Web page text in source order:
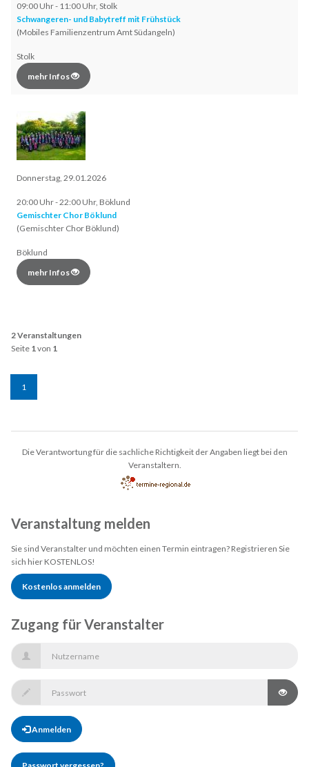
09:00 Uhr - 11:00 Uhr, Stolk
Schwangeren- und Babytreff mit Frühstück
(Mobiles Familienzentrum Amt Südangeln)
Stolk
mehr Infos
Donnerstag, 29.01.2026
20:00 Uhr - 22:00 Uhr, Böklund
Gemischter Chor Böklund
(Gemischter Chor Böklund)
Böklund
mehr Infos
2 Veranstaltungen
Seite 1von 1
1
Die Verantwortung für die sachliche Richtigkeit der Angaben liegt bei den
Veranstaltern.
Veranstaltung melden
Sie sind Veranstalter und möchten einen Termin eintragen? Registrieren Sie
sich hier KOSTENLOS!
Kostenlos anmelden
Zugang für Veranstalter
Anmelden